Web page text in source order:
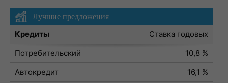
Лучшие предложения
Кредиты
Ставка годовых
Потребительский
10,8 %
Автокредит
16,1 %